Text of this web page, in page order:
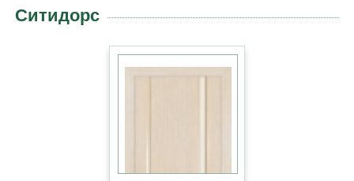
Ситидорс